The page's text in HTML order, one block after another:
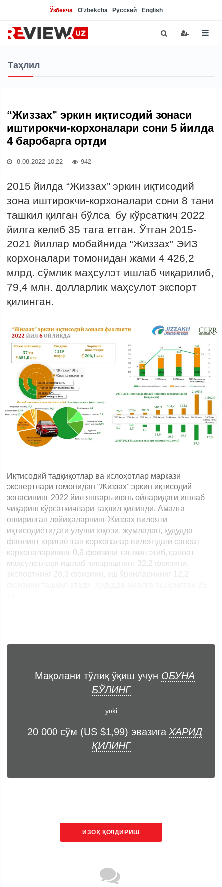
Ўзбекча O'zbekcha Русский English
Таҳлил
“Жиззах” эркин иқтисодий зонаси
иштирокчи-корхоналари сони 5 йилда
4 баробарга ортди
8.08.2022 10:22 942
2015 йилда “Жиззах” эркин иқтисодий
зона иштирокчи-корхоналари сони 8 тани
ташкил қилган бўлса, бу кўрсаткич 2022
йилга келиб 35 тага етган. Ўтган 2015-
2021 йиллар мобайнида “Жиззах” ЭИЗ
корхоналари томонидан жами 4 426,2
млрд. сўмлик маҳсулот ишлаб чиқарилиб,
79,4 млн. долларлик маҳсулот экспорт
қилинган.
Иқтисодий тадқиқотлар ва ислоҳотлар маркази
экспертлари томонидан “Жиззах” эркин иқтисодий
зонасининг 2022 йил январь-июнь ойларидаги ишлаб
чиқариш кўрсаткичлари таҳлил қилинди. Амалга
оширилган лойиҳаларнинг Жиззах вилояти
иқтисодиётидаги улуши юқори, жумладан, ҳудудда
фаолият юритаётган корхоналар вилоятдаги саноат
корхоналарининг 0,9 фоизини ташкил этиб, саноат
маҳсулотлари ишлаб чиқаришнинг 32,2 фоизини,
экспортнинг 28,3 фоизини, иш ўринларининг 12,2
Мақолани тўлиқ ўқиш учун ОБУНА
БЎЛИНГ
yoki
20 000 сўм (US $1,99) эвазига ХАРИД
ҚИЛИНГ
ИЗОҲ ҚОЛДИРИШ